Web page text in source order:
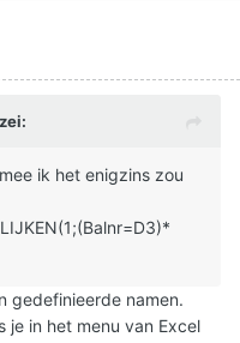
zei:
ik het enigzins zou
gedefinieerde namen.
je in het menu van Excel